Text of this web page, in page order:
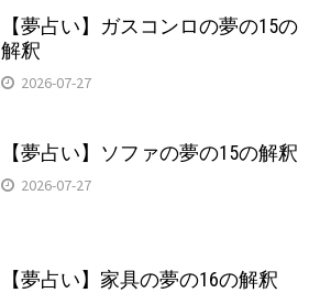
【夢占い】ガスコンロの夢の15の
解釈
2026-07-27
【夢占い】ソファの夢の15の解釈
2026-07-27
【夢占い】家具の夢の16の解釈